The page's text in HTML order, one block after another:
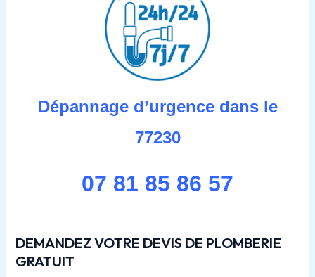
Dépannage d’urgence dans le
77230
07 81 85 86 57
DEMANDEZ VOTRE DEVIS DE PLOMBERIE
GRATUIT